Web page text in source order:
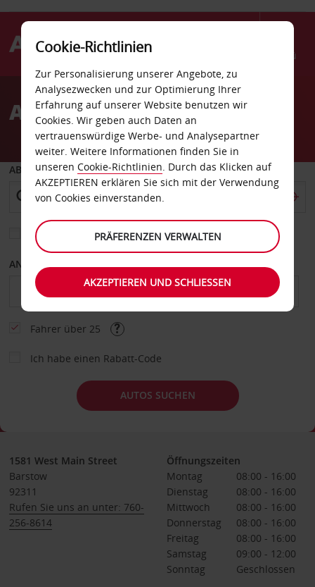
Menü
AvisAutovermietung Barstow
ABHOLEN VON
Eine andere Rückgabestation auswählen
ANFANGSDATUM
Fahrer über 25
Ich habe einen Rabatt-Code
AUTOS SUCHEN
1581 West Main Street
Barstow
92311
Rufen Sie uns an unter: 760-
256-8614
Öffnungszeiten
Montag
08:00 - 16:00
Dienstag
08:00 - 16:00
Mittwoch
08:00 - 16:00
Donnerstag
08:00 - 16:00
Freitag
08:00 - 16:00
Samstag
09:00 - 12:00
Sonntag
Geschlossen
Cookie-Richtlinien
Zur Personalisierung unserer Angebote, zu
Analysezwecken und zur Optimierung Ihrer
Erfahrung auf unserer Website benutzen wir
Cookies. Wir geben auch Daten an
vertrauenswürdige Werbe- und Analysepartner
weiter. Weitere Informationen finden Sie in
unseren Cookie-Richtlinien. Durch das Klicken auf
AKZEPTIEREN erklären Sie sich mit der Verwendung
von Cookies einverstanden.
PRÄFERENZEN VERWALTEN
AKZEPTIEREN UND SCHLIESSEN